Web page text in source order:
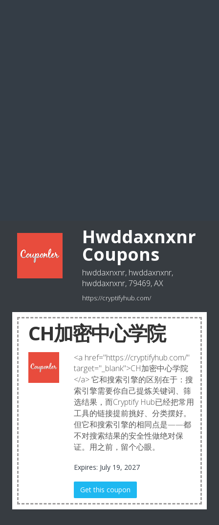
Hwddaxnxnr
Coupons
hwddaxnxnr, hwddaxnxnr,
hwddaxnxnr, 79469, AX
https://cryptifyhub.com/
CH加密中心学院
<a href="https://cryptifyhub.com/"
target="_blank">CH加密中心学院
</a> 它和搜索引擎的区别在于：搜
索引擎需要你自己提炼关键词、筛
选结果，而Cryptify Hub已经把常用
工具的链接提前挑好、分类摆好。
但它和搜索引擎的相同点是——都
不对搜索结果的安全性做绝对保
证。用之前，留个心眼。
Expires: July 19, 2027
Get this coupon